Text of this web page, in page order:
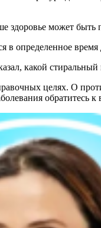
здоровье может
определенное
какой
целях. О
обратитесь к